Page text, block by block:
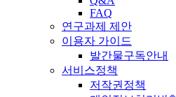
FAQ
연구과제 제안
이용자 가이드
발간물구독안내
서비스정책
저작권정책